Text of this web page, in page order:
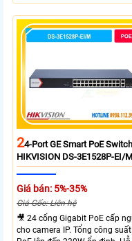
10/100M PoE Ports, 2 x
Uplink Ports.
24-Port GE Smart PoE Switch
HIKVISION DS-3E1528P-EI/M
Giá bán: 5%-35%
Giá Gốc: Liên hệ
🎥 24 cổng Gigabit PoE cấp
cho camera IP. Tổng công suất